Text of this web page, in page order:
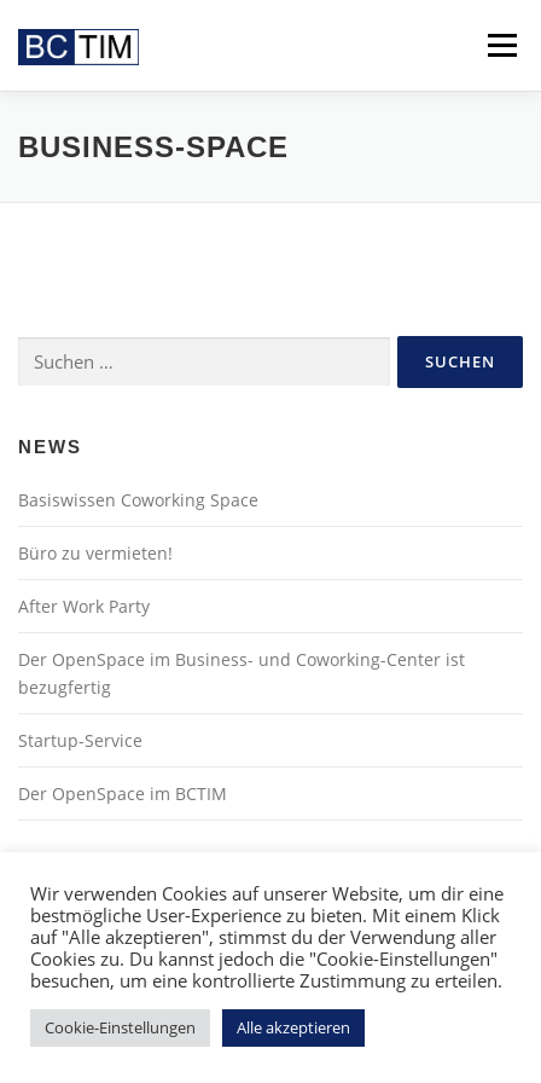
Inhalt
springen
Menü
FEATURES VIDEO BCTIM
BUSINESS-SPACE
nach:
NEWS
Basiswissen Coworking Space
Büro zu vermieten!
After Work Party
Der OpenSpace im Business- und Coworking-Center ist
bezugfertig
Startup-Service
Der OpenSpace im BCTIM
Copyright © 2025 BCTIM - Das Business- und Coworking-
Wir verwenden Cookies auf unserer Website, um dir eine
bestmögliche User-Experience zu bieten. Mit einem Klick
auf "Alle akzeptieren", stimmst du der Verwendung aller
Cookies zu. Du kannst jedoch die "Cookie-Einstellungen"
besuchen, um eine kontrollierte Zustimmung zu erteilen.
Cookie-Einstellungen Alle akzeptieren